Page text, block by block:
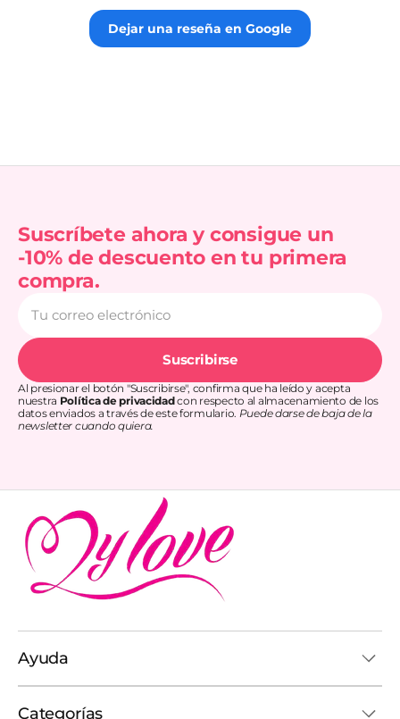
Dejar una reseña en Google
Suscríbete ahora y consigue un
-10% de descuento en tu primera
compra.
correo
electrónico
Suscribirse
Al presionar el botón "Suscribirse", confirma que ha leído y acepta
nuestra Política de privacidadcon respecto al almacenamiento de los
datos enviados a través de este formulario. Puede darse de baja de la
newsletter cuando quiera.
Ayuda
Categorías